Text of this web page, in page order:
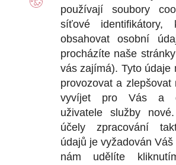
používají soubory
síťové identifikátory,
obsahovat osobní
procházíte naše
vás zajímá). Tyto údaje
provozovat a zlepšovat
vyvíjet pro Vás a
uživatele služby
účely zpracování
údajů je vyžadován
nám udělíte